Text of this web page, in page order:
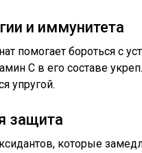
и иммунитета
помогает бороться с
С в его составе
упругой.
защита
которые